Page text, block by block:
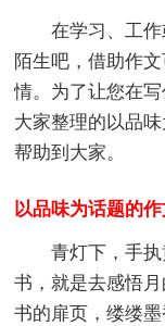
在学习、工
陌生吧，借助作
情。为了让您在
大家整理的以品
帮助到大家。
以品味为话题的
青灯下，手
书，就是去感悟
书的扉页，缕缕